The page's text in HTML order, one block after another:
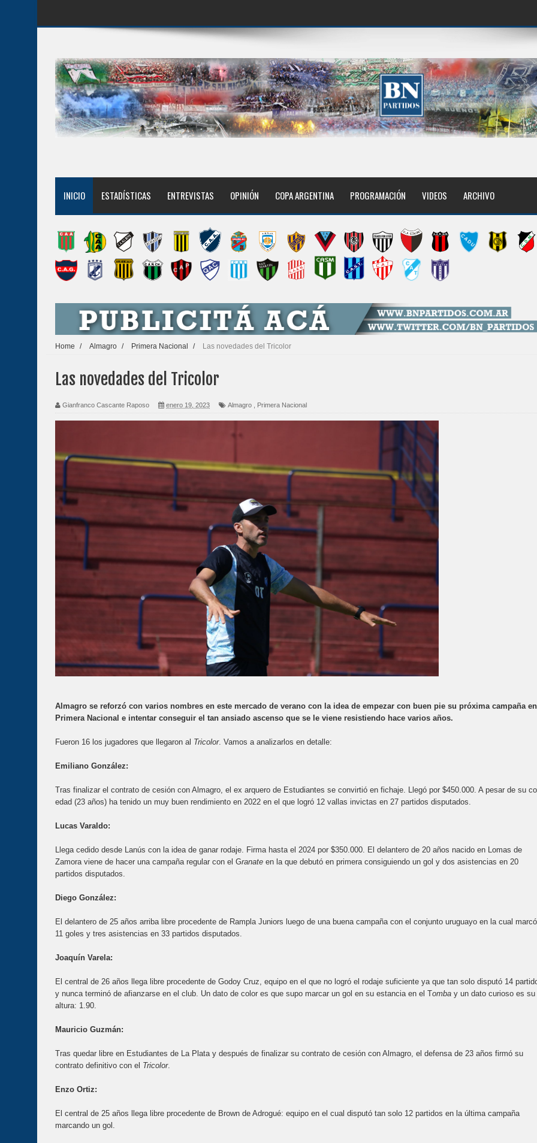
INICIO ESTADÍSTICAS ENTREVISTAS OPINIÓN COPA ARGENTINA PROGRAMACIÓN VIDEOS ARCHIVO
Home / Almagro / Primera Nacional / Las novedades del Tricolor
Las novedades del Tricolor
Gianfranco Cascante Raposo enero 19, 2023 Almagro Primera Nacional
Almagro se reforzó con varios nombres en este mercado de verano con la idea de empezar con buen pie su próxima campaña
Primera Nacional e intentar conseguir el tan ansiado ascenso que se le viene resistiendo hace varios años.
Fueron 16 los jugadores que llegaron al Tricolor. Vamos a analizarlos en detalle:
Emiliano González:
Tras finalizar el contrato de cesión con Almagro, el ex arquero de Estudiantes se convirtió en fichaje. Llegó por $450.000. A pesar de su
edad (23 años) ha tenido un muy buen rendimiento en 2022 en el que logró 12 vallas invictas en 27 partidos disputados.
Lucas Varaldo:
Llega cedido desde Lanús con la idea de ganar rodaje. Firma hasta el 2024 por $350.000. El delantero de 20 años nacido en Lomas de
Zamora viene de hacer una campaña regular con el Granate en la que debutó en primera consiguiendo un gol y dos asistencias en 20
partidos disputados.
Diego González:
El delantero de 25 años arriba libre procedente de Rampla Juniors luego de una buena campaña con el conjunto uruguayo en la cual marcó
11 goles y tres asistencias en 33 partidos disputados.
Joaquín Varela:
El central de 26 años llega libre procedente de Godoy Cruz, equipo en el que no logró el rodaje suficiente ya que tan solo disputó 14
y nunca terminó de afianzarse en el club. Un dato de color es que supo marcar un gol en su estancia en el Tomba y un dato curioso es su
altura: 1.90.
Mauricio Guzmán:
Tras quedar libre en Estudiantes de La Plata y después de finalizar su contrato de cesión con Almagro, el defensa de 23 años firmó su
contrato definitivo con el Tricolor.
Enzo Ortiz:
El central de 25 años llega libre procedente de Brown de Adrogué: equipo en el cual disputó tan solo 12 partidos en la última campaña
marcando un gol.